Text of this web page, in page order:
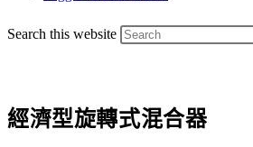
Search this website
經濟型旋轉式混合器